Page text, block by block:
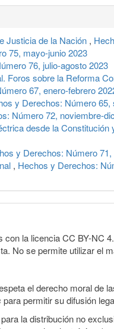
Justicia de la Nación ,
75, mayo-junio 2023
76, julio-agosto 2023
Foros sobre la Reforma
67, enero-febrero
y Derechos: Número 65,
Número 72, noviembre-
desde la Constitución
y Derechos: Número
, Hechos y Derechos:
la licencia CC BY-NC
No se permite utilizar el
el derecho moral de
para permitir su difusión
la distribución no